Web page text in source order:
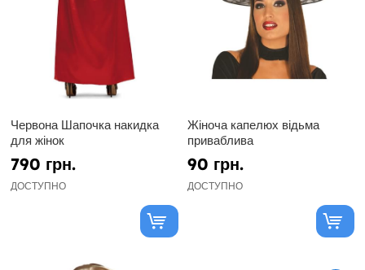
Червона Шапочка накидка
для жінок
790 грн.
ДОСТУПНО
Жіноча капелюх відьма
приваблива
90 грн.
ДОСТУПНО